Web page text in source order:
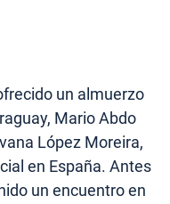
un almuerzo
Mario Abdo
López Moreira,
en España. Antes
un encuentro en